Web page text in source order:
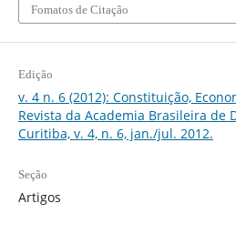
Fomatos de Citação
Edição
v. 4 n. 6 (2012): Constituição,
Revista da Academia Brasileira de
Curitiba, v. 4, n. 6, jan./jul. 2012.
Seção
Artigos